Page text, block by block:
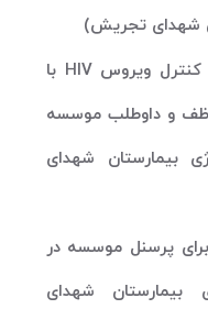
شهدای تجریش)
کنترل ویروس HIV
با
و داوطلب موسسه
بیمارستان شهدای
برای پرسنل موسسه در
شهدای